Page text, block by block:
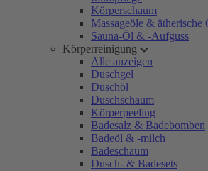
Körperschaum
Massageöle & ätherische
Sauna-Öl & -Aufguss
Körperreinigung
Alle anzeigen
Duschgel
Duschöl
Duschschaum
Körperpeeling
Badesalz & Badebomben
Badeöl & -milch
Badeschaum
Dusch- & Badesets